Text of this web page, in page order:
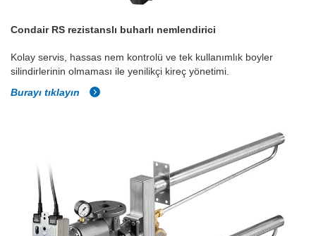
Condair RS rezistanslı buharlı nemlendirici
Kolay servis, hassas nem kontrolü ve tek kullanımlık boyler
silindirlerinin olmaması ile yenilikçi kireç yönetimi.
Burayı tıklayın